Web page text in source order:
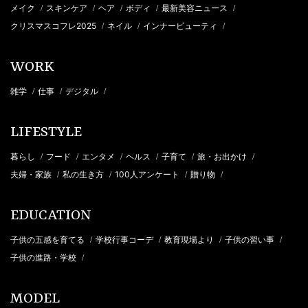
メイク / スキンケア / ヘア / ボディ / 最新美容ニュース /
クリスマスコフレ2025 / ネイル / インナービューティ /
WORK
雑学 / 仕事 / デジタル /
LIFESTYLE
暮らし / フード / エンタメ / ヘルス / 子育て / 旅・お出かけ /
夫婦・家族 / 私の生き方 / 100人アンケート / 贈り物 /
EDUCATION
子供の五感を育てる / 学校行事コーデ / 教育現場より / 子供の習い事 /
子供の進路・学校 /
MODEL